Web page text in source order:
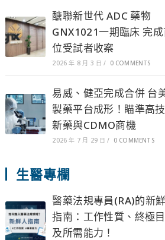
醣聯新世代 ADC 藥物
GNX1021一期臨床 完
位受試者收案
2026 年 8 月 3 日 / 0 COMMENTS
易威、健亞完成合併 台
製藥平台成形！瞄準高
新藥與CDMO商機
2026 年 7 月 29 日 / 0 COMMENTS
生醫專欄
醫藥法規專員(RA)的新
指南：工作性質、終極
及所需能力！